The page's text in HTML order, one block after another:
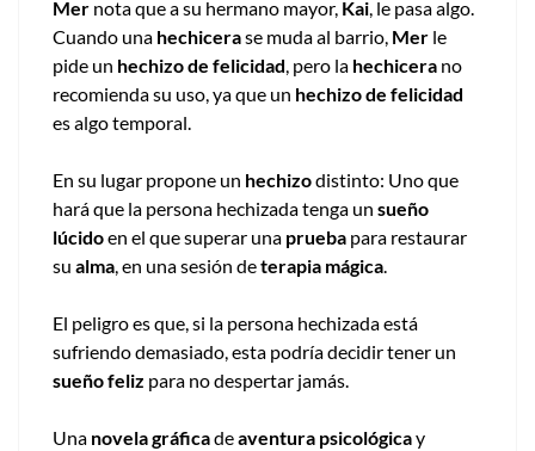
Mer nota que a su hermano mayor, Kai, le pasa algo.
Cuando una hechicerase muda al barrio, Mer le
pide un hechizo de felicidad, pero la hechicera no
recomienda su uso, ya que un hechizo de felicidad
es algo temporal.
En su lugar propone un hechizodistinto: Uno que
hará que la persona hechizada tenga un sueño
lúcidoen el que superar una prueba para restaurar
su alma, en una sesión deterapia mágica.
El peligro es que, si la persona hechizada está
sufriendo demasiado, esta podría decidir tener un
sueño feliz para no despertar jamás.
Una novela gráficadeaventura psicológicay